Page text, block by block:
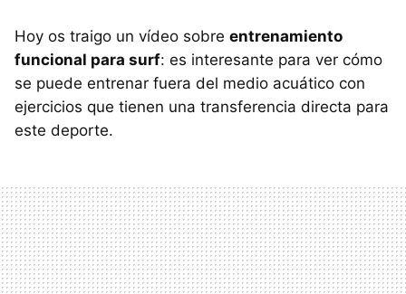
Hoy os traigo un vídeo sobre entrenamiento
funcional para surf: es interesante para ver cómo
se puede entrenar fuera del medio acuático con
ejercicios que tienen una transferencia directa para
este deporte.